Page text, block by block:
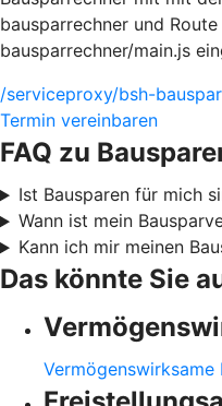
bausparrechner und
bausparrechner/main.js
/serviceproxy/bsh-
Termin vereinbaren
FAQ zu
Ist Bausparen für mich
Wann ist mein
Kann ich mir meinen
Das könnte Sie
Vermögenswirksame